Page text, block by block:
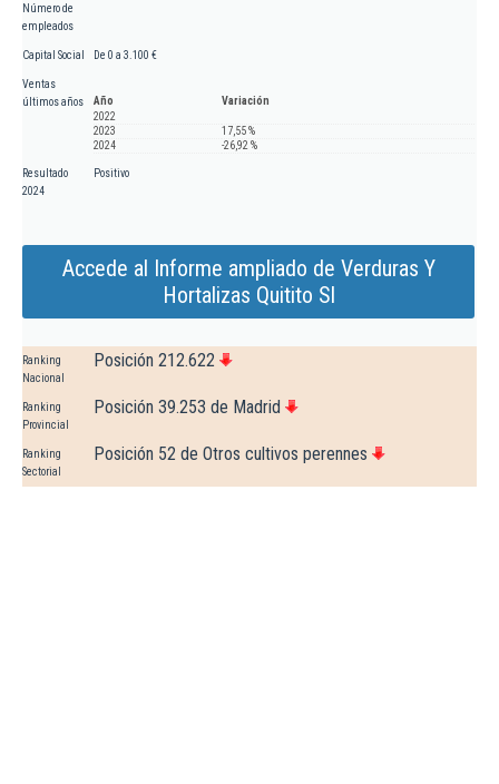
Número de
empleados
Capital Social De 0 a 3.100 €
Ventas
últimos años
Año
Variación
2022
2023
17,55 %
2024
-26,92 %
Resultado
2024
Positivo
Accede al Informe ampliado de Verduras Y
Hortalizas Quitito Sl
Ranking
Nacional
Posición 212.622
Ranking
Provincial
Posición 39.253 de Madrid
Ranking
Sectorial
Posición 52 de Otros cultivos perennes